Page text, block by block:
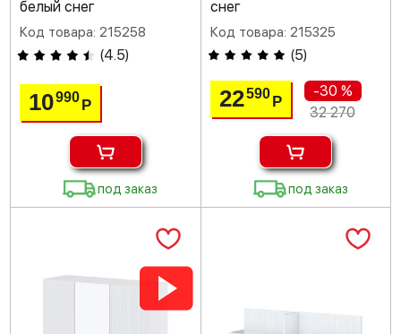
белый снег
Код товара: 215258
(4.5)
10990Р
под заказ
снег
Код товара: 215325
(5)
22590 Р
-30 %
32 270
под заказ